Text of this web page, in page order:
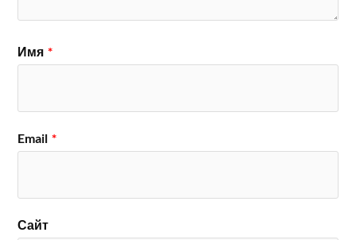
Имя *
Email *
Сайт